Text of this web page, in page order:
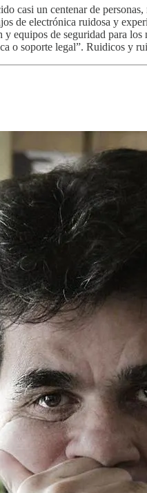
casi un centenar de
de electrónica ruidosa y
equipos de seguridad para
o soporte legal”. Ruidicos y